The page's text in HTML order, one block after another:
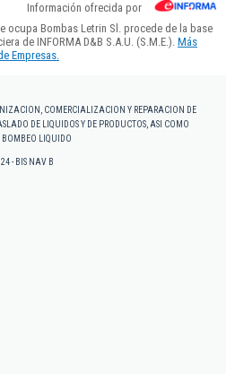
Información ofrecida por
ocupa Bombas Letrin Sl. procede de la base
de INFORMA D&B S.A.U. (S.M.E.). Más
Empresas.
COMERCIALIZACION Y REPARACION DE
DE LIQUIDOS Y DE PRODUCTOS, ASI COMO
BOMBEO LIQUIDO
- BIS NAV B